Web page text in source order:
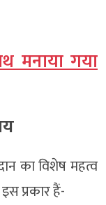
मनाया गया
का विशेष महत्व
प्रकार हैं-